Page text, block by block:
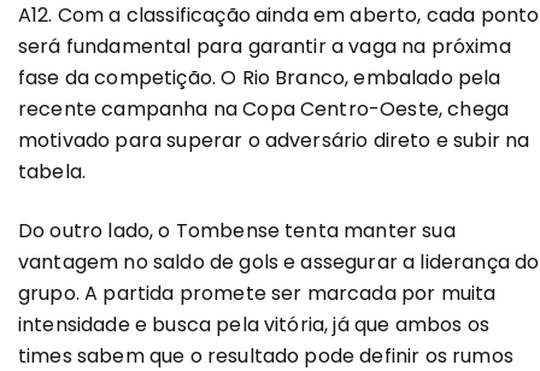
A12. Com a classificação ainda em aberto, cada ponto
será fundamental para garantir a vaga na próxima
fase da competição. O Rio Branco, embalado pela
recente campanha na Copa Centro-Oeste, chega
motivado para superar o adversário direto e subir na
tabela.
Do outro lado, o Tombense tenta manter sua
vantagem no saldo de gols e assegurar a liderança do
grupo. A partida promete ser marcada por muita
intensidade e busca pela vitória, já que ambos os
times sabem que o resultado pode definir os rumos